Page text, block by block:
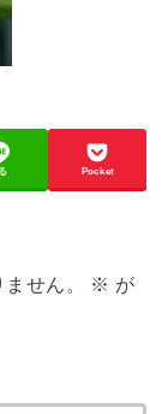
Pocket
せん。 ※ が